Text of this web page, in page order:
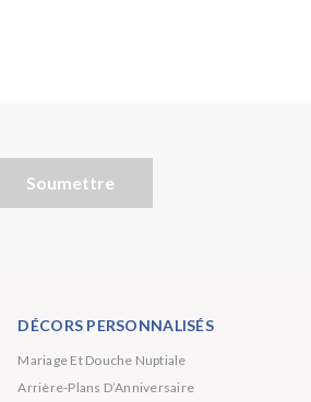
Soumettre
DÉCORS PERSONNALISÉS
Mariage Et Douche Nuptiale
Arrière-Plans D’Anniversaire